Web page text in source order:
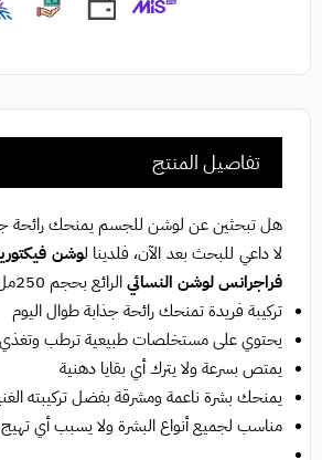
تفاصيل المنتج
هل تبحثين عن لوشن للجسم يمنحك رائحة
لا داعي للبحث بعد الآن، فلدينا لوشن
فراجرانس لوشن النسائيالرائع بحجم 250مل.
تركيبة فريدة تمنحك رائحة جذابة طوال اليوم
يحتوي على مستخلصات طبيعية ترطب وتغذي
يمتص بسرعة ولا يترك أي بقايا دهنية
يمنحك بشرة ناعمة ومشرقة بفضل تركيبته
مناسب لجميع أنواع البشرة ولا يسبب أي